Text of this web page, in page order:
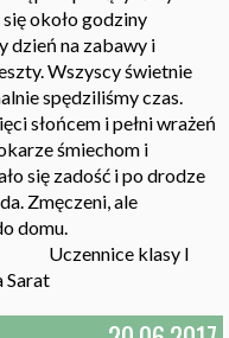
około godziny
dzień na zabawy i
Wszyscy świetnie
spędziliśmy czas.
słońcem i pełni wrażeń
śmiechom i
się zadość i po drodze
Zmęczeni, ale
domu.
klasy I
Sarat